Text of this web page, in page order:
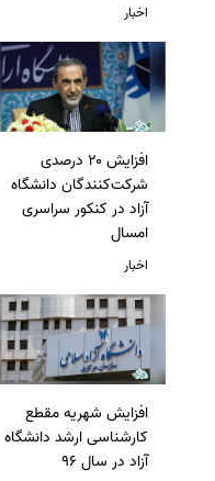
اخبار
افزایش ۲۰ درصدی
شرکت‌کنندگان دانشگاه
آزاد در کنکور سراسری
امسال
اخبار
افزایش شهریه مقطع
کارشناسی ارشد دانشگاه
آزاد در سال 96